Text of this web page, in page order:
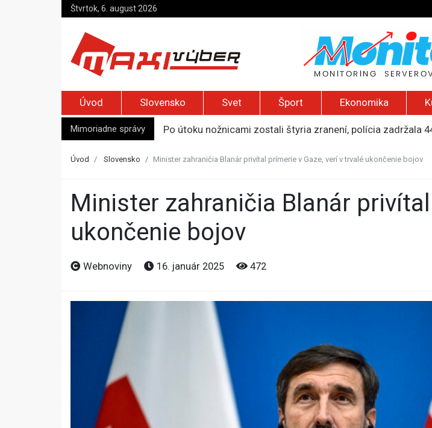
Štvrtok, 6. august 2026
Úvod Slovensko Svet Šport Ekonomika
Mimoriadne správy
Po útoku nožnicami zostali štyria zranení, polícia zadržala
Päť ton kokaínu a traja zadržaní. Portugalská polícia
Úvod Slovensko Minister zahraničia Blanár privítal prímerie v Gaze, verí v trvalé ukončenie bojov
Minister zahraničia Blanár privítal prímerie v Gaze, verí v trvalé
ukončenie bojov
Webnoviny 16. január 2025 472